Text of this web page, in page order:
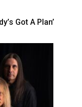
Got A Plan’